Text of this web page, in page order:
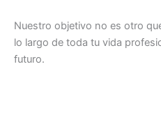
Nuestro objetivo no es otro
lo largo de toda tu vida
futuro.